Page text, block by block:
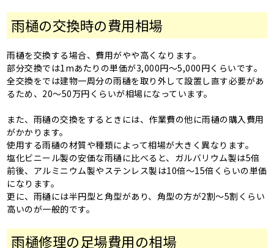
雨樋の交換時の費用相場
雨樋を交換する場合、費用がやや高くなります。
部分交換では1mあたりの単価が3,000円～5,000円くらいです。
全交換をでは建物一周分の雨樋を取り外して設置し直す必要があ
るため、20～50万円くらいが相場になっています。
また、雨樋の交換をするときには、作業費の他に雨樋の購入費用
がかかります。
使用する雨樋の材質や種類によって相場が大きく異なります。
塩化ビニール製の安価な雨樋に比べると、ガルバリウム製は5倍
前後、アルミニウム製やステンレス製は10倍～15倍くらいの単価
になります。
更に、雨樋には半円型と角型があり、角型の方が2割～5割くらい
高いのが一般的です。
雨樋修理の足場費用の相場